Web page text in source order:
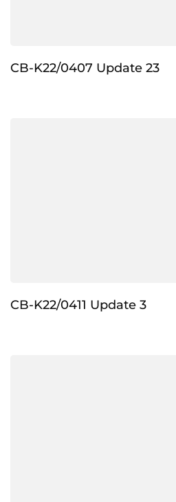
CB-K22/0407 Update 23
CB-K22/0411 Update 3